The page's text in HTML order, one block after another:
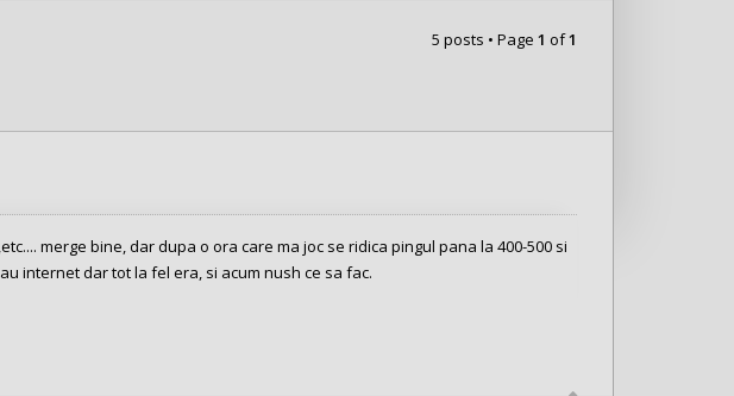
5 posts • Page1 of1
merge bine, dar dupa o ora care ma joc se ridica pingul pana la 400-500 si
internet dar tot la fel era, si acum nush ce sa fac.